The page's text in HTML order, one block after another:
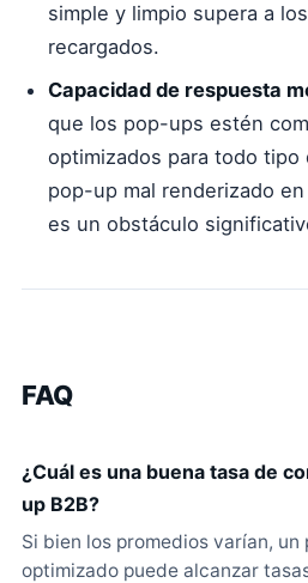
simple y limpio supera a
recargados.
Capacidad de respuesta
que los pop-ups estén
optimizados para todo tipo
pop-up mal renderizado
es un obstáculo
FAQ
¿Cuál es una buena tasa de
up B2B?
Si bien los promedios varían, un
optimizado puede alcanzar